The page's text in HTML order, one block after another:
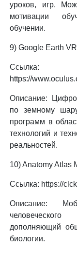
уроков, игр.
мотивации
обучении.
9) Google Earth VR
Ссылка:
https://
Описание:
по земному
программ в
технологий и
реальностей.
10) Anatomy Atlas
Ссылка: https://
Описание:
дополняющий
биологии.